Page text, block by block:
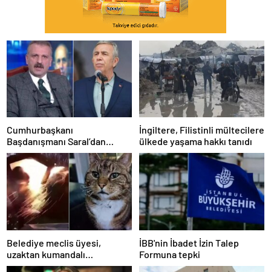
Cumhurbaşkanı
Başdanışmanı Saral’dan
gündem yaratacak Mansur
Yavaş iddiası
İngiltere, Filistinli mültecilere
ülkede yaşama hakkı tanıdı
Belediye meclis üyesi,
uzaktan kumandalı
patlayıcıyla kediyi havaya
İBB'nin İbadet İzin Talep
Formuna tepki